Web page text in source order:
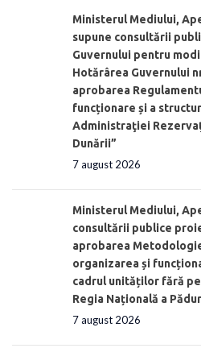
Ministerul Mediului,
supune consultării
Guvernului pentru
Hotărârea Guvernului
aprobarea
funcționare și a
Administraţiei
Dunării”
7 august 2026
Ministerul Mediului,
consultării publice
aprobarea
organizarea și
cadrul unităților fără
Regia Națională a
7 august 2026